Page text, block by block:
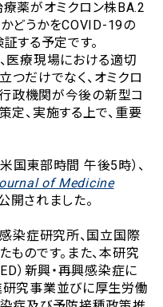
薬がオミクロン株BA.2
どうかをCOVID-19の
する予定です。
医療現場における適切
だけでなく、オミクロ
政機関が今後の新型コ
定、実施する上で、重要
国東部時間 午後5時）、
of Medicine
開されました。
染症研究所、国立国際
のです。また、本研究
）新興・再興感染症に
究事業並びに厚生労働